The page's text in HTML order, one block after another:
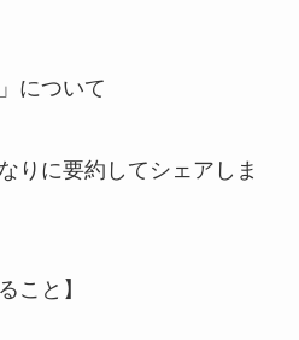
について
りに要約してシェアしま
こと】